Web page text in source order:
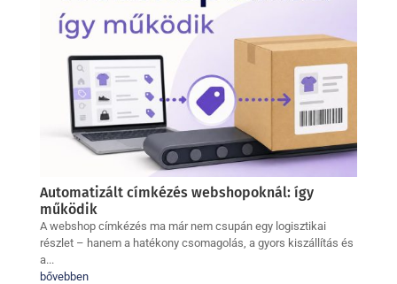
Automatizált címkézés webshopoknál: így
működik
A webshop címkézés ma már nem csupán egy logisztikai
részlet – hanem a hatékony csomagolás, a gyors kiszállítás és
a...
bővebben